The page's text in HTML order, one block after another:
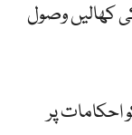
کھالیں وصول
احکامات پر